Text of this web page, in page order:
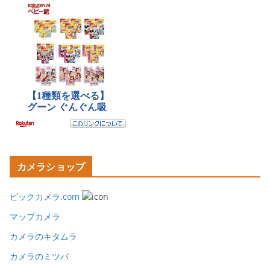
カメラショップ
ビックカメラ.com
マップカメラ
カメラのキタムラ
カメラのミツバ